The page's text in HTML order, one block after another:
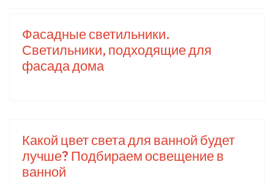
Фасадные светильники.
Светильники, подходящие для
фасада дома
Какой цвет света для ванной будет
лучше? Подбираем освещение в
ванной